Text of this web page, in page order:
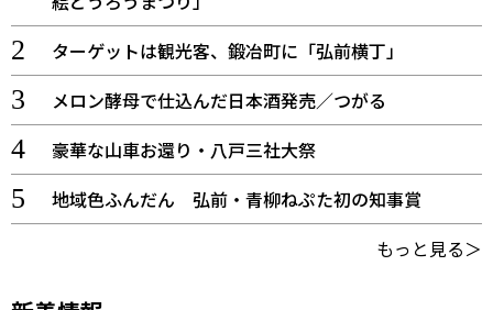
ターゲットは観光客、鍛冶町に「弘前横丁」
メロン酵母で仕込んだ日本酒発売／つがる
豪華な山車お還り・八戸三社大祭
地域色ふんだん 弘前・青柳ねぷた初の知事賞
もっと見る＞